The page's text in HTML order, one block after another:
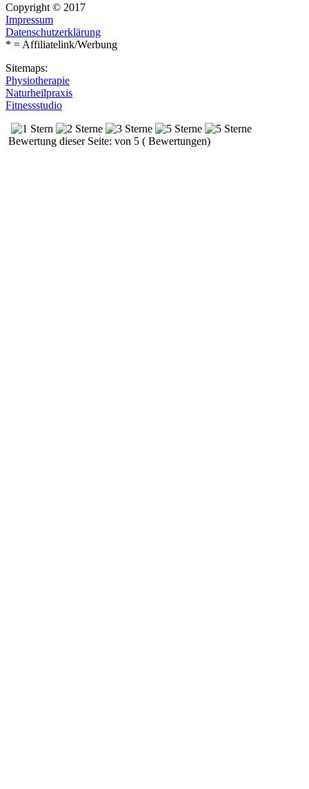
Copyright © 2017
Impressum
Datenschutzerklärung
* = Affiliatelink/Werbung
Sitemaps:
Physiotherapie
Naturheilpraxis
Fitnessstudio
Bewertung dieser Seite: von 5 ( Bewertungen)